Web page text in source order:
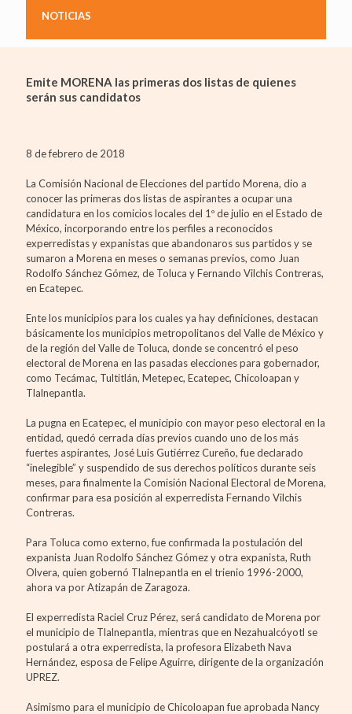
NOTICIAS
Emite MORENA las primeras dos listas de quienes
serán sus candidatos
8 de febrero de 2018
La Comisión Nacional de Elecciones del partido Morena, dio a
conocer las primeras dos listas de aspirantes a ocupar una
candidatura en los comicios locales del 1º de julio en el Estado de
México, incorporando entre los perfiles a reconocidos
experredistas y expanistas que abandonaros sus partidos y se
sumaron a Morena en meses o semanas previos, como Juan
Rodolfo Sánchez Gómez, de Toluca y Fernando Vilchis Contreras,
en Ecatepec.
Ente los municipios para los cuales ya hay definiciones, destacan
básicamente los municipios metropolitanos del Valle de México y
de la región del Valle de Toluca, donde se concentró el peso
electoral de Morena en las pasadas elecciones para gobernador,
como Tecámac, Tultitlán, Metepec, Ecatepec, Chicoloapan y
Tlalnepantla.
La pugna en Ecatepec, el municipio con mayor peso electoral en la
entidad, quedó cerrada días previos cuando uno de los más
fuertes aspirantes, José Luis Gutiérrez Cureño, fue declarado
“inelegible” y suspendido de sus derechos políticos durante seis
meses, para finalmente la Comisión Nacional Electoral de Morena,
confirmar para esa posición al experredista Fernando Vilchis
Contreras.
Para Toluca como externo, fue confirmada la postulación del
expanista Juan Rodolfo Sánchez Gómez y otra expanista, Ruth
Olvera, quien gobernó Tlalnepantla en el trienio 1996-2000,
ahora va por Atizapán de Zaragoza.
El experredista Raciel Cruz Pérez, será candidato de Morena por
el municipio de Tlalnepantla, mientras que en Nezahualcóyotl se
postulará a otra experredista, la profesora Elizabeth Nava
Hernández, esposa de Felipe Aguirre, dirigente de la organización
UPREZ.
Asimismo para el municipio de Chicoloapan fue aprobada Nancy